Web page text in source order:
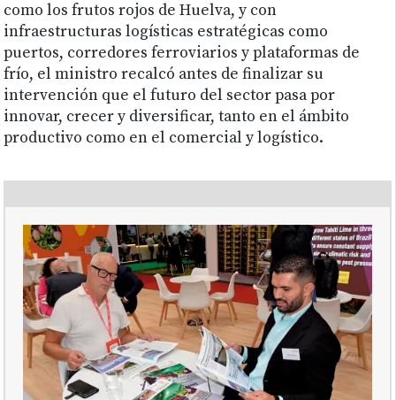
como los frutos rojos de Huelva, y con
infraestructuras logísticas estratégicas como
puertos, corredores ferroviarios y plataformas de
frío, el ministro recalcó antes de finalizar su
intervención que el futuro del sector pasa por
innovar, crecer y diversificar, tanto en el ámbito
productivo como en el comercial y logístico.